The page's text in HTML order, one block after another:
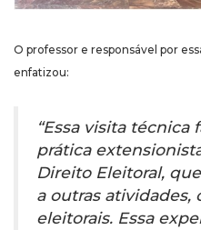
O professor e responsável por
enfatizou:
“Essa visita técnica
prática
Direito Eleitoral,
a outras atividades,
eleitorais. Essa